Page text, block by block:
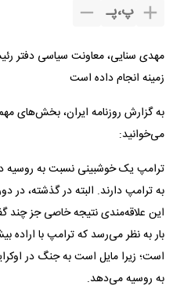
پ،پـ
مهدی سنایی، معاونت سیاسی دفتر
زمینه انجام داده است
به گزارش روزنامه ایران، بخش‌های
می‌خوانید:
ترامپ یک خوشبینی نسبت به روسیه
به ترامپ دارند. البته در گذشته، در
این علاقه‌مندی نتیجه خاصی جز چند
بار به نظر می‌رسد که ترامپ با اراده
است؛ زیرا مایل است به جنگ در
به روسیه می‌دهد.